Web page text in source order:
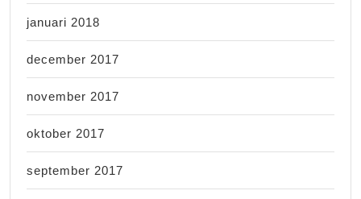
januari 2018
december 2017
november 2017
oktober 2017
september 2017